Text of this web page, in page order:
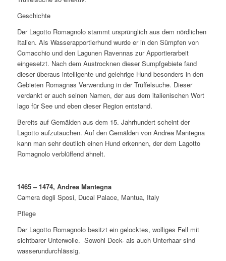
Geschichte
Der Lagotto Romagnolo stammt ursprünglich aus dem nördlichen
Italien. Als Wasserapportierhund wurde er in den Sümpfen von
Comacchio und den Lagunen Ravennas zur Apportierarbeit
eingesetzt. Nach dem Austrocknen dieser Sumpfgebiete fand
dieser überaus intelligente und gelehrige Hund besonders in den
Gebieten Romagnas Verwendung in der Trüffelsuche. Dieser
verdankt er auch seinen Namen, der aus dem italienischen Wort
lago für See und eben dieser Region entstand.
Bereits auf Gemälden aus dem 15. Jahrhundert scheint der
Lagotto aufzutauchen. Auf den Gemälden von Andrea Mantegna
kann man sehr deutlich einen Hund erkennen, der dem Lagotto
Romagnolo verblüffend ähnelt.
1465 – 1474, Andrea Mantegna
Camera degli Sposi, Ducal Palace, Mantua, Italy
Pflege
Der Lagotto Romagnolo besitzt ein gelocktes, wolliges Fell mit
sichtbarer Unterwolle. Sowohl Deck- als auch Unterhaar sind
wasserundurchlässig.